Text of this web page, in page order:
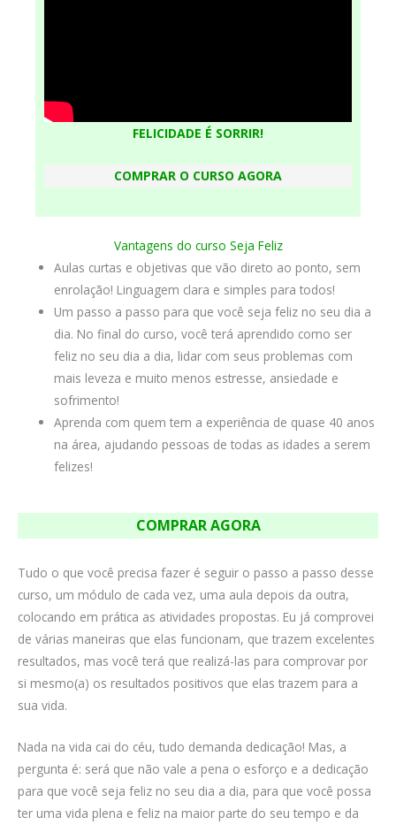
FELICIDADE É SORRIR!
COMPRAR O CURSO AGORA
Vantagens do curso Seja Feliz
Aulas curtas e objetivas que vão direto ao ponto, sem
enrolação! Linguagem clara e simples para todos!
Um passo a passo para que você seja feliz no seu dia a
dia. No final do curso, você terá aprendido como ser
feliz no seu dia a dia, lidar com seus problemas com
mais leveza e muito menos estresse, ansiedade e
sofrimento!
Aprenda com quem tem a experiência de quase 40 anos
na área, ajudando pessoas de todas as idades a serem
felizes!
COMPRAR AGORA
Tudo o que você precisa fazer é seguir o passo a passo desse
curso, um módulo de cada vez, uma aula depois da outra,
colocando em prática as atividades propostas. Eu já comprovei
de várias maneiras que elas funcionam, que trazem excelentes
resultados, mas você terá que realizá-las para comprovar por
si mesmo(a) os resultados positivos que elas trazem para a
sua vida.
Nada na vida cai do céu, tudo demanda dedicação! Mas, a
pergunta é: será que não vale a pena o esforço e a dedicação
para que você seja feliz no seu dia a dia, para que você possa
ter uma vida plena e feliz na maior parte do seu tempo e da